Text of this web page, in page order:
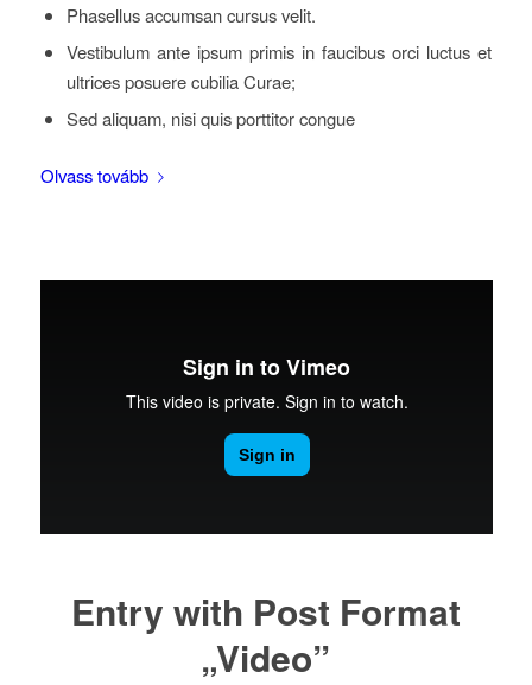
Phasellus accumsan cursus velit.
Vestibulum ante ipsum primis in faucibus orci luctus et
ultrices posuere cubilia Curae;
Sed aliquam, nisi quis porttitor congue
Olvass tovább
Entry with Post Format
„Video”